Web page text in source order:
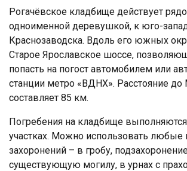
Рогачёвское кладбище действует
одноименной деревушкой, к юго-
Краснозаводска. Вдоль его южных
Старое Ярославское шоссе,
попасть на погост автомобилем или
станции метро «ВДНХ». Расстояние
составляет 85 км.
Погребения на кладбище
участках. Можно использовать
захоронений – в гробу,
существующую могилу, в урнах с